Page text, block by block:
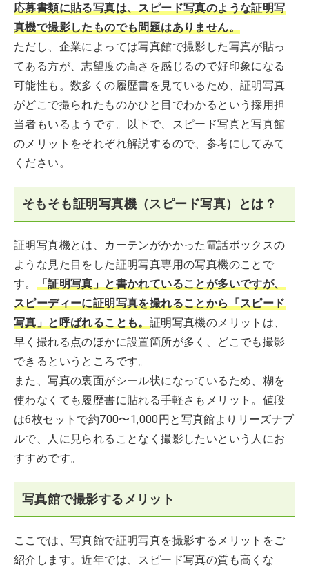
応募書類に貼る写真は、スピード写真のような証明写
真機で撮影したものでも問題はありません。
ただし、企業によっては写真館で撮影した写真が貼っ
てある方が、志望度の高さを感じるので好印象になる
可能性も。数多くの履歴書を見ているため、証明写真
がどこで撮られたものかひと目でわかるという採用担
当者もいるようです。以下で、スピード写真と写真館
のメリットをそれぞれ解説するので、参考にしてみて
ください。
そもそも証明写真機（スピード写真）とは？
証明写真機とは、カーテンがかかった電話ボックスの
ような見た目をした証明写真専用の写真機のことで
す。 「証明写真」と書かれていることが多いですが、
スピーディーに証明写真を撮れることから「スピード
写真」と呼ばれることも。証明写真機のメリットは、
早く撮れる点のほかに設置箇所が多く、どこでも撮影
できるというところです。
また、写真の裏面がシール状になっているため、糊を
使わなくても履歴書に貼れる手軽さもメリット。値段
は6枚セットで約700〜1,000円と写真館よりリーズナブ
ルで、人に見られることなく撮影したいという人にお
すすめです。
写真館で撮影するメリット
ここでは、写真館で証明写真を撮影するメリットをご
紹介します。近年では、スピード写真の質も高くな